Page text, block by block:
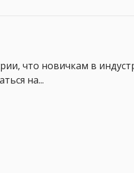
что новичкам в
на...